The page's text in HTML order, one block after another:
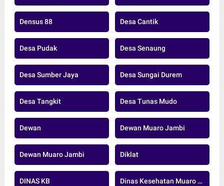
Densus 88 Desa Cantik
Desa Pudak Desa Senaung
Desa Sumber Jaya Desa Sungai Durem
Desa Tangkit Desa Tunas Mudo
Dewan Dewan Muaro Jambi
Dewan Muaro Jambi Diklat
DINAS KB Dinas Kesehatan Muaro Jambi